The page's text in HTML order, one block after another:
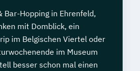
Bar-Hopping in Ehrenfeld,
mit Domblick, ein
im Belgischen Viertel oder
im Museum
besser schon mal einen